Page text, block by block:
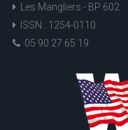
Les Mangliers - BP 602
ISSN : 1254-0110
05 90 27 65 19